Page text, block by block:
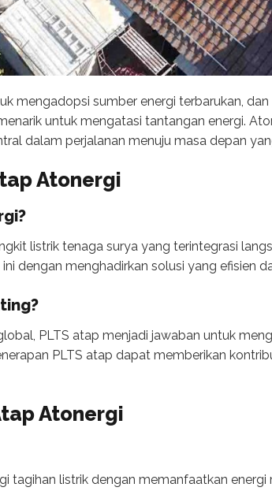
mengadopsi sumber energi terbarukan,
untuk mengatasi tantangan energi.
dalam perjalanan menuju masa depan
Atonergi
listrik tenaga surya yang terintegrasi
dengan menghadirkan solusi yang efisien
PLTS atap menjadi jawaban untuk
PLTS atap dapat memberikan
Atonergi
tagihan listrik dengan memanfaatkan